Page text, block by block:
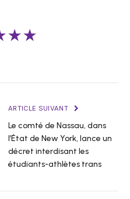
ARTICLE SUIVANT
Le comté de Nassau, dans
l’État de New York, lance un
décret interdisant les
étudiants-athlètes trans